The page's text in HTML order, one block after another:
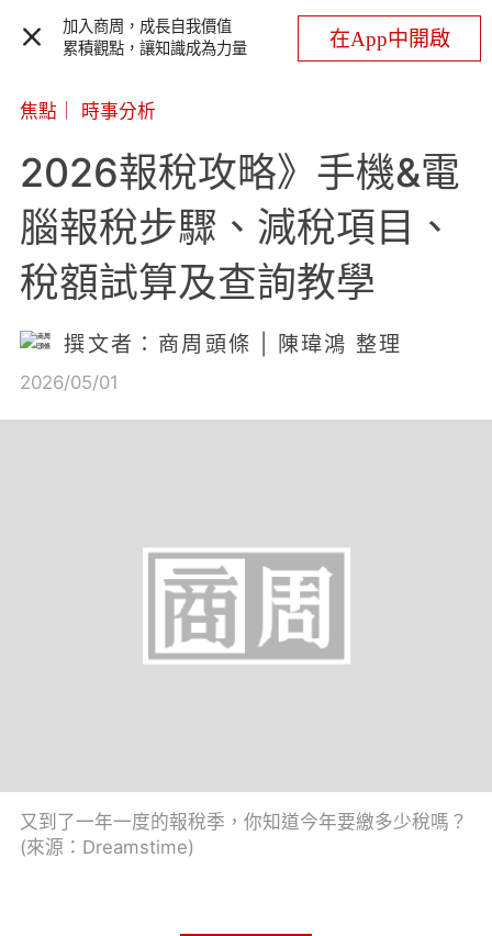
加入商周，成長自我價值
累積觀點，讓知識成為力量
在App中開啟
焦點 時事分析
2026報稅攻略》手機&電
腦報稅步驟、減稅項目、
稅額試算及查詢教學
撰文者：商周頭條 | 陳瑋鴻 整理
2026/05/01
又到了一年一度的報稅季，你知道今年要繳多少稅嗎？
(來源：Dreamstime)